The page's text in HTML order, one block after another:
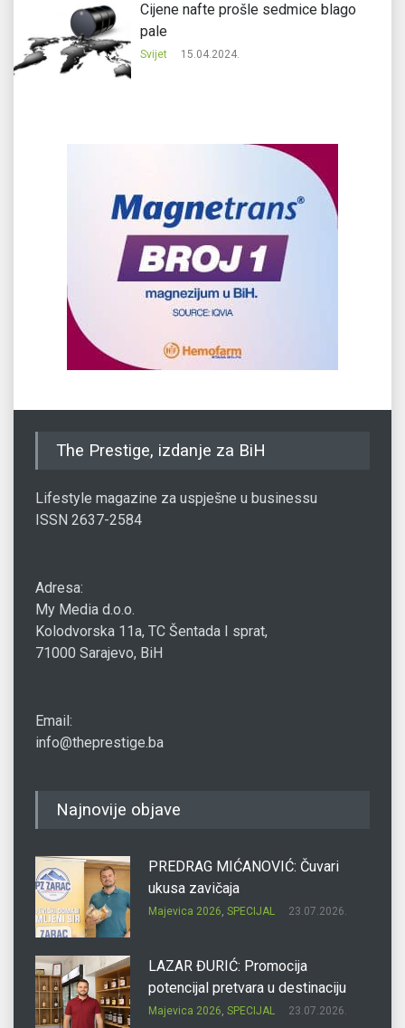
Cijene nafte prošle sedmice blago
pale
Svijet 15.04.2024.
The Prestige, izdanje za BiH
Lifestyle magazine za uspješne u businessu
ISSN 2637-2584
Adresa:
My Media d.o.o.
Kolodvorska 11a, TC Šentada I sprat,
71000 Sarajevo, BiH
Email:
info@theprestige.ba
Najnovije objave
PREDRAG MIĆANOVIĆ: Čuvari
ukusa zavičaja
Majevica 2026, SPECIJAL 23.07.2026.
LAZAR ĐURIĆ: Promocija
potencijal pretvara u destinaciju
Majevica 2026, SPECIJAL 23.07.2026.